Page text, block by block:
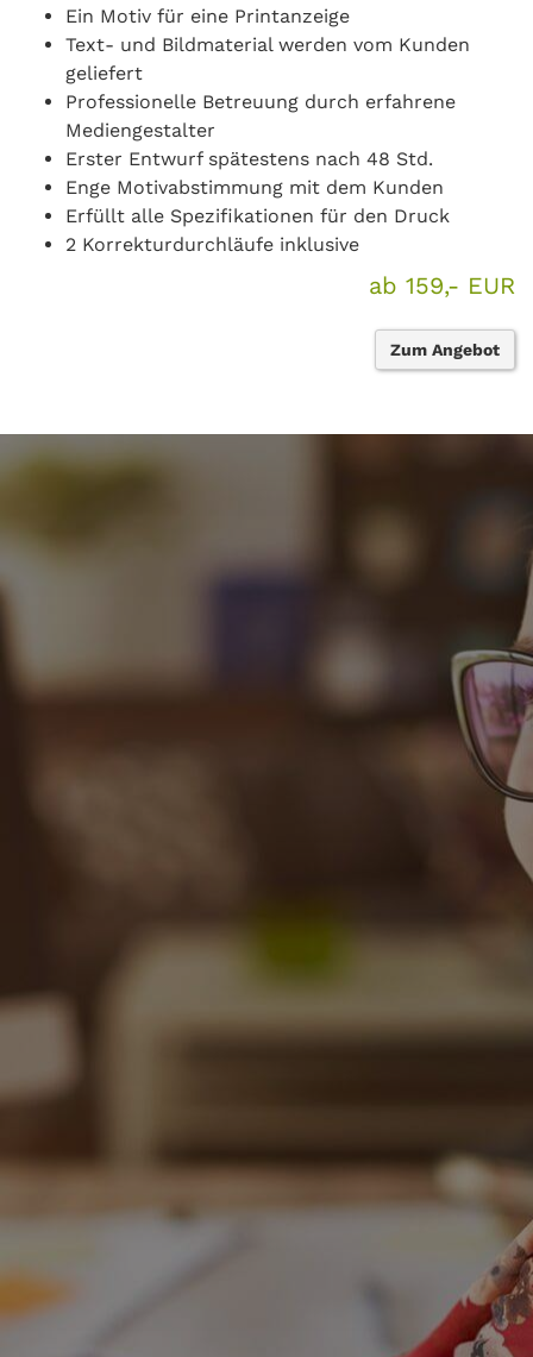
Ein Motiv für eine Printanzeige
Text- und Bildmaterial werden vom Kunden
geliefert
Professionelle Betreuung durch erfahrene
Mediengestalter
Erster Entwurf spätestens nach 48 Std.
Enge Motivabstimmung mit dem Kunden
Erfüllt alle Spezifikationen für den Druck
2 Korrekturdurchläufe inklusive
ab 159,- EUR
Zum Angebot